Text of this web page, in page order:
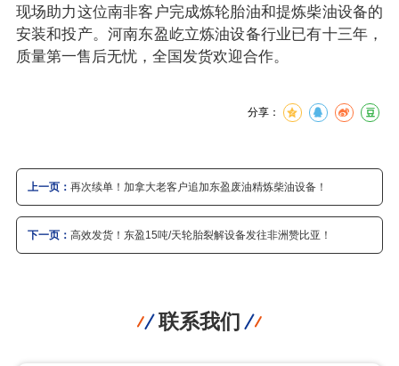
现场助力这位南非客户完成炼轮胎油和提炼柴油设备的
安装和投产。河南东盈屹立炼油设备行业已有十三年，
质量第一售后无忧，全国发货欢迎合作。
分享：
上一页： 再次续单！加拿大老客户追加东盈废油精炼柴油设备！
下一页： 高效发货！东盈15吨/天轮胎裂解设备发往非洲赞比亚！
联系我们